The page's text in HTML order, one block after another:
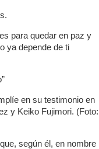
para quedar en paz y
ya depende de ti
en su testimonio en
y Keiko Fujimori. (Foto:
según él, en nombre